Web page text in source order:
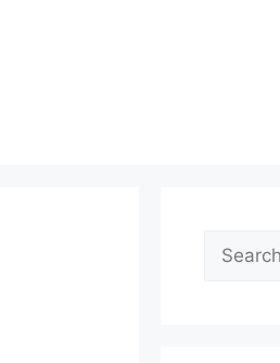
Search
for: